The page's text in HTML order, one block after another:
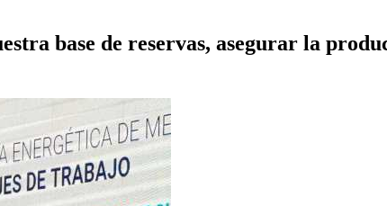
base de reservas, asegurar la